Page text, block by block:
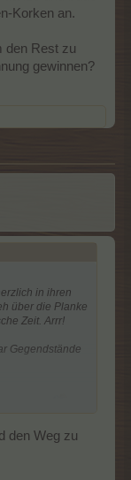
Korken an.
den Rest zu
gewinnen?​
in ihren
über die Planke
Zeit. Arrr!
Gegendstände
los.
den Weg zu